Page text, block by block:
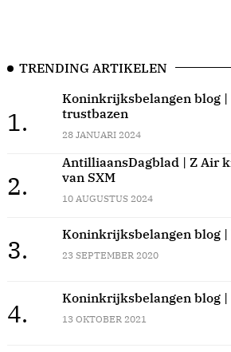
TRENDING ARTIKELEN
1.
Koninkrijksbelangen blog |
trustbazen
28 JANUARI 2024
2.
AntilliaansDagblad | Z Air
van SXM
10 AUGUSTUS 2024
3.
Koninkrijksbelangen blog
23 SEPTEMBER 2020
4.
Koninkrijksbelangen blog |
13 OKTOBER 2021